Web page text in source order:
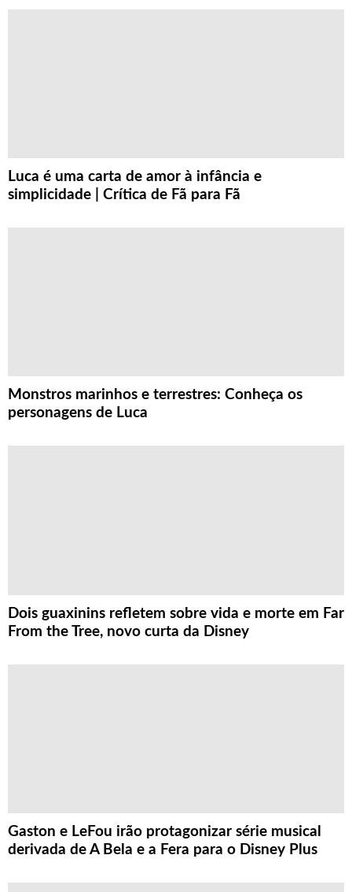
Luca é uma carta de amor à infância e
simplicidade | Crítica de Fã para Fã
Monstros marinhos e terrestres: Conheça os
personagens de Luca
Dois guaxinins refletem sobre vida e morte em Far
From the Tree, novo curta da Disney
Gaston e LeFou irão protagonizar série musical
derivada de A Bela e a Fera para o Disney Plus